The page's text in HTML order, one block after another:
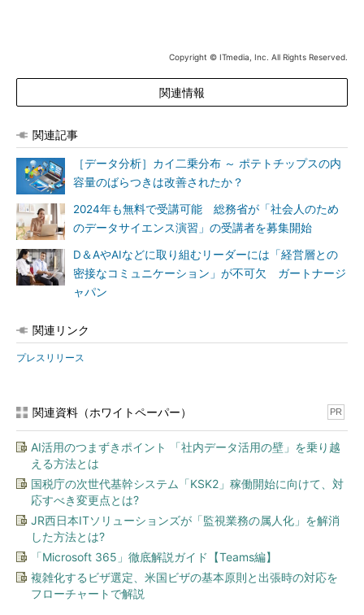
Copyright © ITmedia, Inc. All Rights Reserved.
関連情報
関連記事
［データ分析］カイ二乗分布 ～ ポテトチップスの内
容量のばらつきは改善されたか？
2024年も無料で受講可能 総務省が「社会人のため
のデータサイエンス演習」の受講者を募集開始
D＆AやAIなどに取り組むリーダーには「経営層との
密接なコミュニケーション」が不可欠 ガートナージ
ャパン
関連リンク
プレスリリース
関連資料（ホワイトペーパー） PR
AI活用のつまずきポイント 「社内データ活用の壁」を乗り越
える方法とは
国税庁の次世代基幹システム「KSK2」稼働開始に向けて、対
応すべき変更点とは?
JR西日本ITソリューションズが「監視業務の属人化」を解消
した方法とは?
「Microsoft 365」徹底解説ガイド【Teams編】
複雑化するビザ選定、米国ビザの基本原則と出張時の対応を
フローチャートで解説